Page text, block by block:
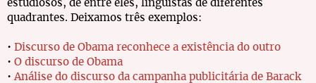
estudiosos, de entre eles, linguistas de diferentes
quadrantes. Deixamos três exemplos:
• Discurso de Obama reconhece a existência do outro
• O discurso de Obama
•Análise do discurso da campanha publicitária de Barack